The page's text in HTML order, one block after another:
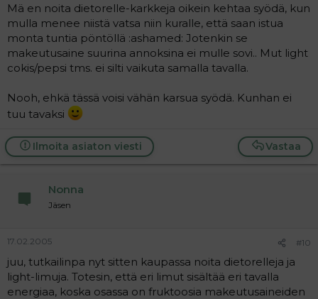
Mä en noita dietorelle-karkkeja oikein kehtaa syödä, kun
mulla menee niistä vatsa niin kuralle, että saan istua
monta tuntia pöntöllä :ashamed: Jotenkin se
makeutusaine suurina annoksina ei mulle sovi.. Mut light
cokis/pepsi tms. ei silti vaikuta samalla tavalla.
Nooh, ehkä tässä voisi vähän karsua syödä. Kunhan ei
tuu tavaksi
Vastaa
Ilmoita asiaton viesti
Nonna
Jäsen
17.02.2005 #10
juu, tutkailinpa nyt sitten kaupassa noita dietorelleja ja
light-limuja. Totesin, että eri limut sisältää eri tavalla
energiaa, koska osassa on fruktoosia makeutusaineiden